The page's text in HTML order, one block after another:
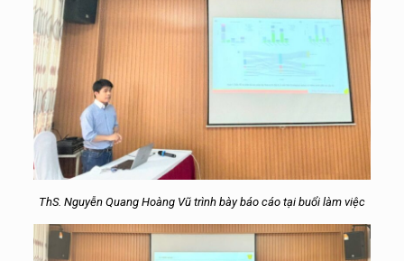
ThS. Nguyễn Quang Hoàng Vũ trình bày báo cáo tại buổi làm việc